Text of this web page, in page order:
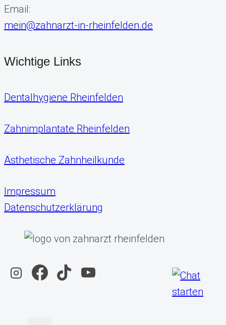
Email:
mein@zahnarzt-in-rheinfelden.de
Wichtige Links
Dentalhygiene Rheinfelden
Zahnimplantate Rheinfelden
Ästhetische Zahnheilkunde
Impressum
Datenschutzerklärung